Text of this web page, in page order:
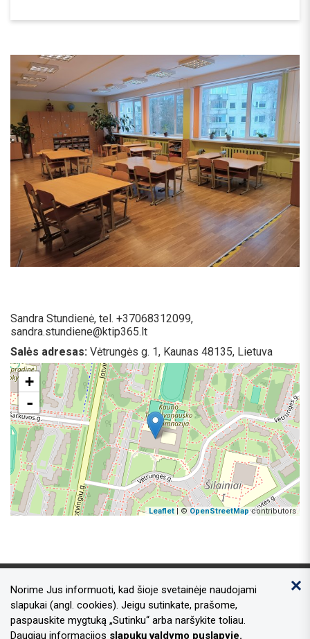
Sandra Stundienė, tel. +37068312099,
sandra.stundiene@ktip365.lt
Salės adresas: Vėtrungės g. 1, Kaunas 48135, Lietuva
+
-
Leaflet | © OpenStreetMapcontributors
Kontaktai
Adresas:Laisvės al. 96, Kaunas 44251
Norime Jus informuoti, kad šioje svetainėje naudojami
slapukai (angl. cookies). Jeigu sutinkate, prašome,
paspauskite mygtuką „Sutinku“ arba naršykite toliau.
Daugiau informacijos slapukų valdymo puslapyje.